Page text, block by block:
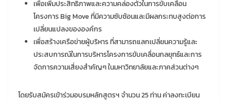
เพื่อเพิ่มประสิทธิภาพและความคล่องตัวในการขับเคลื่อน
โครงการ Big Move ที่มีความซับซ้อนและมีผลกระทบสูงต่อการ
เปลี่ยนแปลงขององค์กร
เพื่อสร้างเครือข่ายผู้บริหาร ที่สามารถแลกเปลี่ยนความรู้และ
ประสบการณ์ในการบริหารโครงการขับเคลื่อนกลยุทธ์และการ
จัดการความเสี่ยงสำคัญๆ ในมหาวิทยาลัยและภาคส่วนต่างๆ
โดยรับสมัครเข้าร่วมอบรมหลักสูตรฯ จำนวน 25 ท่าน ค่าลงทะเบียน